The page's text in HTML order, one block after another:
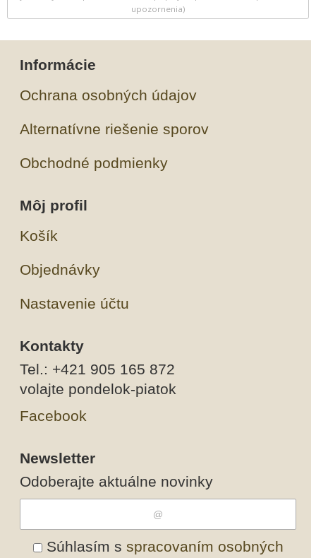
upozornenia)
Informácie
Ochrana osobných údajov
Alternatívne riešenie sporov
Obchodné podmienky
Môj profil
Košík
Objednávky
Nastavenie účtu
Kontakty
Tel.: +421 905 165 872
volajte pondelok-piatok
Facebook
Newsletter
Odoberajte aktuálne novinky
Súhlasím s spracovaním osobných